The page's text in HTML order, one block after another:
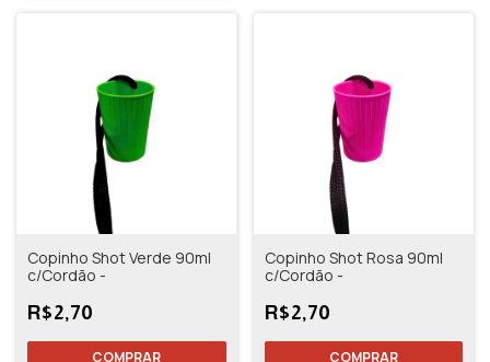
Copinho Shot Verde 90ml
c/Cordão -
R$2,70
Copinho Shot Rosa 90ml
c/Cordão -
R$2,70